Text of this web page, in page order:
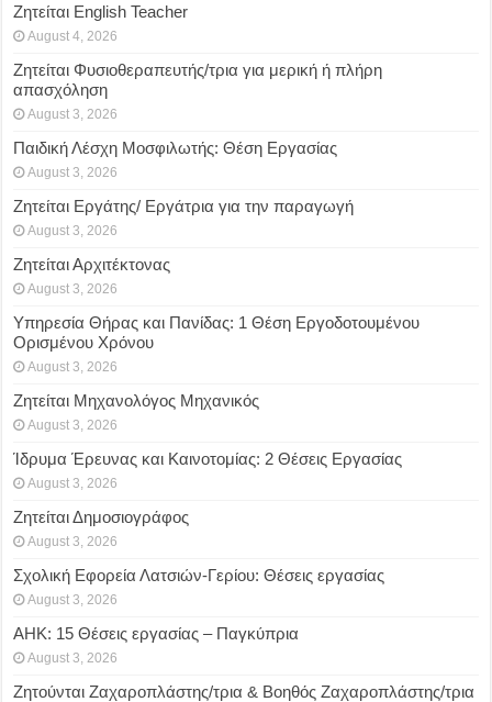
Ζητείται English Teacher
August 4, 2026
Ζητείται Φυσιοθεραπευτής/τρια για μερική ή πλήρη
απασχόληση
August 3, 2026
Παιδική Λέσχη Μοσφιλωτής: Θέση Εργασίας
August 3, 2026
Ζητείται Εργάτης/ Εργάτρια για την παραγωγή
August 3, 2026
Ζητείται Αρχιτέκτονας
August 3, 2026
Υπηρεσία Θήρας και Πανίδας: 1 Θέση Eργοδοτουμένου
Oρισμένου Xρόνου
August 3, 2026
Ζητείται Μηχανολόγος Μηχανικός
August 3, 2026
Ίδρυμα Έρευνας και Καινοτομίας: 2 Θέσεις Εργασίας
August 3, 2026
Ζητείται Δημοσιογράφος
August 3, 2026
Σχολική Εφορεία Λατσιών-Γερίου: Θέσεις εργασίας
August 3, 2026
ΑΗΚ: 15 Θέσεις εργασίας – Παγκύπρια
August 3, 2026
Ζητούνται Ζαχαροπλάστης/τρια & Βοηθός Ζαχαροπλάστης/τρια